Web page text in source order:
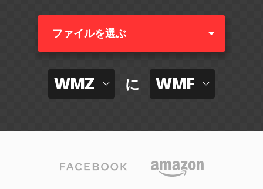
ファイルを選ぶ
WMZ に WMF